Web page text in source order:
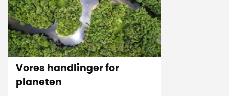
Vores handlinger for
planeten